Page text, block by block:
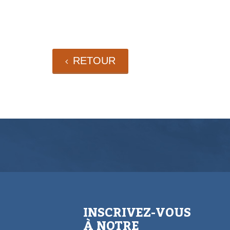
RETOUR
INSCRIVEZ-VOUS